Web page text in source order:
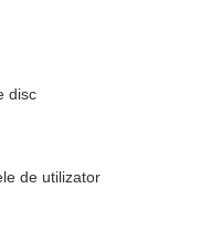
disc
de utilizator